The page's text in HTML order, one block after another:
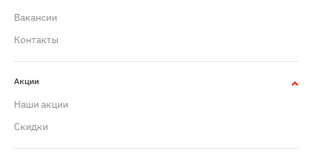
Вакансии
Контакты
Акции
Наши акции
Скидки